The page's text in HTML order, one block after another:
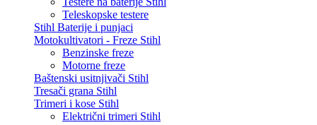
Teleskopske testere
Stihl Baterije i punjaci
Motokultivatori - Freze Stihl
Benzinske freze
Motorne freze
Baštenski usitnjivači Stihl
Tresači grana Stihl
Trimeri i kose Stihl
Električni trimeri Stihl